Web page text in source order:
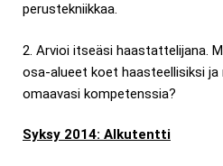
perustekniikkaa.
2. Arvioi itseäsi haastattelijana.
osa-alueet koet haasteellisiksi ja
omaavasi kompetenssia?
Syksy 2014: Alkutentti